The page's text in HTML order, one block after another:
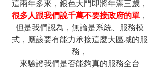
這兩年多來，銀色大門即將年滿三歲，
很多人跟我們說千萬不要接政府的單 ，
但是我們認為，無論是系統、服務模
式，應該要有能力承接這麼大區域的服
務，
來驗證我們是否能夠真的服務全台